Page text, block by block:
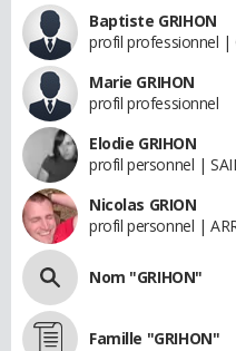
Baptiste GRIHON
profil professionnel |
Marie GRIHON
profil professionnel
Elodie GRIHON
profil personnel |
Nicolas GRION
profil personnel |
Nom "GRIHON"
Famille "GRIHON"